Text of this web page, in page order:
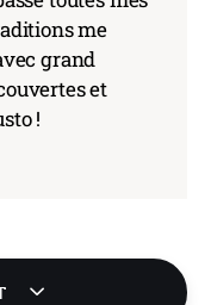
me
grand
et
!